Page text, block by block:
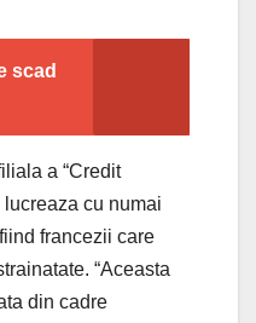
scad
a “Credit
lucreaza cu numai
francezii care
“Aceasta
din cadre